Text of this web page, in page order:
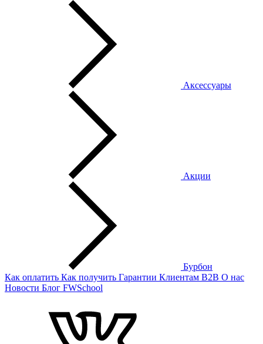
Аксессуары
Акции
Бурбон
Как оплатить Как получить Гарантии Клиентам B2B О нас
Новости Блог FWSchool